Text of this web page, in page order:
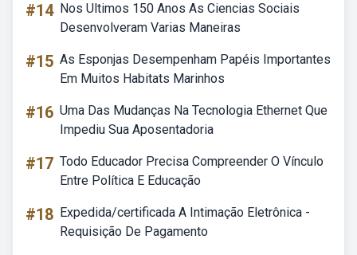
#14 Nos Ultimos 150 Anos As Ciencias Sociais
Desenvolveram Varias Maneiras
#15 As Esponjas Desempenham Papéis Importantes
Em Muitos Habitats Marinhos
#16 Uma Das Mudanças Na Tecnologia Ethernet Que
Impediu Sua Aposentadoria
#17 Todo Educador Precisa Compreender O Vínculo
Entre Política E Educação
#18 Expedida/certificada A Intimação Eletrônica -
Requisição De Pagamento